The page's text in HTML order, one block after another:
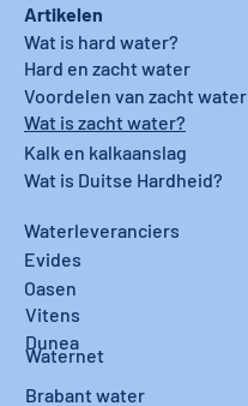
Waterleveranciers
Evides
Oasen
Vitens
Dunea
Waternet
Brabant water
Artikelen
Wat is hard water?
Hard en zacht water
Wat is zacht water?
Voordelen van zacht water
Kalk en kalkaanslag
Wat is Duitse Hardheid?